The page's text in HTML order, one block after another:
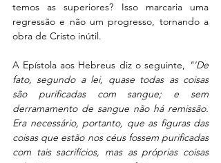
temos as superiores? Isso marcaria uma
regressão e não um progresso, tornando a
obra de Cristo inútil.
A Epístola aos Hebreus diz o seguinte, "'De
fato, segundo a lei, quase todas as coisas
são purificadas com sangue; e sem
derramamento de sangue não há remissão.
Era necessário, portanto, que as figuras das
coisas que estão nos céus fossem purificadas
com tais sacrifícios, mas as próprias coisas